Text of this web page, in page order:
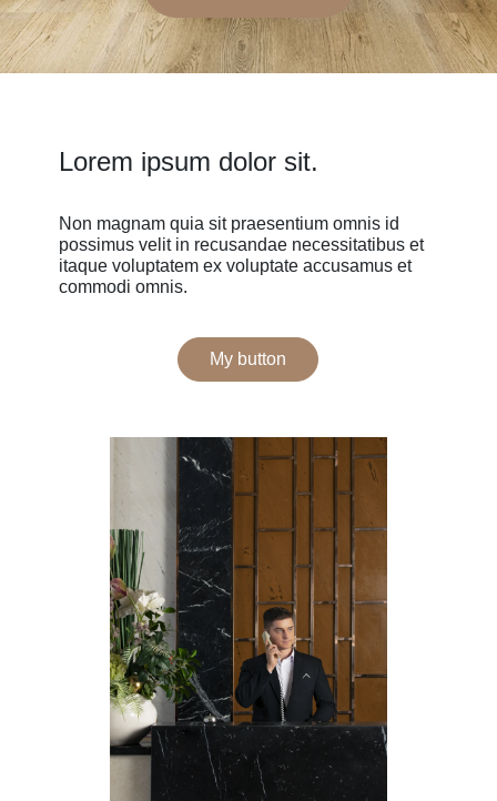
Lorem ipsum dolor sit.
Non magnam quia sit praesentium omnis id
possimus velit in recusandae necessitatibus et
itaque voluptatem ex voluptate accusamus et
commodi omnis.
My button